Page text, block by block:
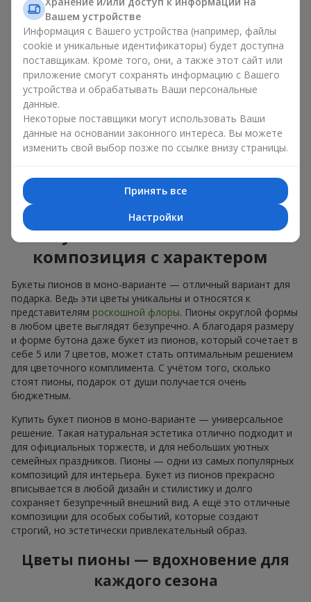
событий:
мягкие розовые оттенки — идеально подойдут, как
цветы на день рождения;
коралловые — романтический презент и цветы для
вдохновения любимой женщине;
белые пионы — универсальное решение как для
личного выразительного подарка, так и для изящного
варианта для корпоративных событий.
Выбирайте оригинальные дизайнерские букеты пионов или
цветов с доставкой, чтобы ваш подарок с изысканным
ароматом оказался незабываемым.
Букет пионов — моно-
композиция с характером
Букеты пионов в моно-варианте — отличный вариант для
подарка. Ведь эти цветы уникальны и относятся к
представителям роскошной флоры. Пионы округлой формы
в любом цвете выглядят безупречно. А благодаря размеру
и форме бутона даже букет из пионов, который сочетает в
себе 5 или 7 цветов, может стать оптимальным решением
для цветочного комплимента. С учётом того, сколько
стоят пионы, подарок от души получается очень
бюджетным.
Купить букет пионов в моно-варианте — универсальное
решение. Такая натуральная эстетика отлично подходит и
для официальных торжеств, и для небольших уютных
семейных праздников. Пионы — одни из самых популярных
композиций для интерьера. Букет из пионов прекрасно
вписывается в любой дизайн и стилистику и долго
сохраняет безупречный внешний вид. А ещё это отличные
композиции для особых событий, которые создают
строгий, но эстетически привлекательный образ.
Цветы пионы — вдохновение для
каждого сезона
Вашем устройстве
Информация с Вашего устройства (например, файлы
cookie и уникальные идентификаторы) будет доступна
поставщикам. Кроме того, они, а также этот сайт или
приложение смогут сохранять информацию с Вашего
устройства и обрабатывать Ваши персональные
данные.
Некоторые поставщики могут использовать Ваши
данные на основании законного интереса. Вы можете
изменить свой выбор позже по ссылке внизу страницы.
Принять все
Настройки